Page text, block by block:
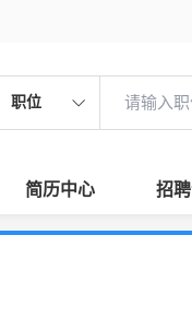
职位
简历中心 招